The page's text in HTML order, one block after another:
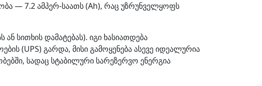
— 7.2 ამპერ-საათს (Ah), რაც უზრუნველყოფს
სითხის დამატებას). იგი ხასიათდება
(UPS) გარდა, მისი გამოყენება ასევე იდეალურია
სადაც სტაბილური სარეზერვო ენერგია